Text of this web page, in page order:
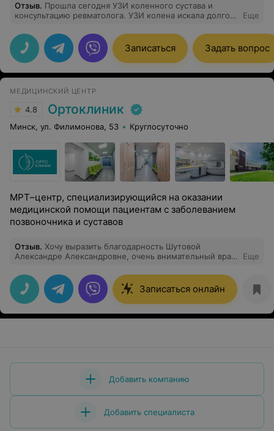
Отзыв. Прошла сегодня УЗИ коленного сустава и
консультацию ревматолога. УЗИ колена искала долго,
Светлане Васильевне Цыганчук за диагностику! Про
ревматолога Галину Геннадьевну Степанюк хочется
сказать отдельно. Внимательная. ОООчень
профессиональная. Понимает, что ты хочешь сказать.
Объяснила, какое будет дообследование и что делаем
результат и снова на прием в Имред!! Спасибо
огромное медицинскому центру за таких
замечательных врачей!егодня УЗИ коленного сустава и
консультацию ревматолога. УЗИ колена искала долго,
делают его единичные медцентры.
Еще
Записаться Задать вопрос
МЕДИЦИНСКИЙ ЦЕНТР
4.8 Ортоклиник
Минск, ул. Филимонова, 53 Круглосуточно
МРТ–центр, специализирующийся на оказании
медицинской помощи пациентам с заболеванием
позвоночника и суставов
Отзыв. Хочу выразить благодарность Шутовой
Александре Александровне, очень внимательный врач,
все необходимые детали и в целом отлично провела
узи.
Еще
Записаться онлайн
Добавить компанию
Добавить специалиста